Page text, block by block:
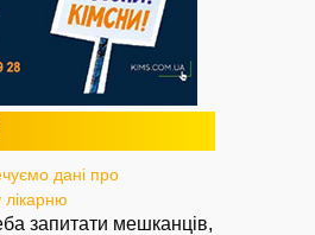
дані про
запитати мешканців,